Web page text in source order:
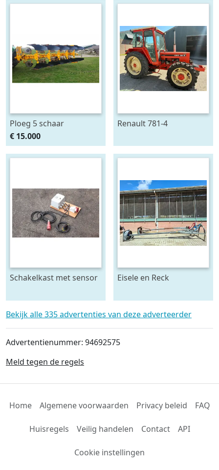
zonnepanelen accu
Ploeg 5 schaar
RUMPTSTAD RPV 140 -
480V4 + 1
€ 15.000
Renault 781-4
Schakelkast met sensor
Eisele en Reck
kast 70 x 70 raam - beide
5 meter lang
Bekijk alle 335 advertenties van deze adverteerder
Advertentienummer: 94692575
Meld tegen de regels
Home Algemene voorwaarden Privacy beleid FAQ
Huisregels Veilig handelen Contact API
Cookie instellingen